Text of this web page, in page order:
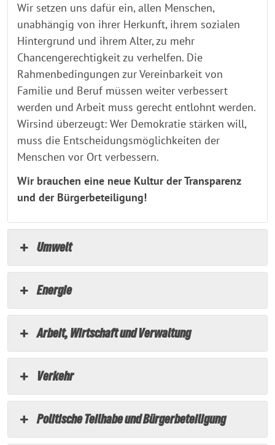
Wir setzen uns dafür ein, allen Menschen,
unabhängig von ihrer Herkunft, ihrem sozialen
Hintergrund und ihrem Alter, zu mehr
Chancengerechtigkeit zu verhelfen. Die
Rahmenbedingungen zur Vereinbarkeit von
Familie und Beruf müssen weiter verbessert
werden und Arbeit muss gerecht entlohnt werden.
Wirsind überzeugt: Wer Demokratie stärken will,
muss die Entscheidungsmöglichkeiten der
Menschen vor Ort verbessern.
Wir brauchen eine neue Kultur der Transparenz
und der Bürgerbeteiligung!
Umwelt
Energie
Arbeit, Wirtschaft und Verwaltung
Verkehr
Politische Teilhabe und Bürgerbeteiligung